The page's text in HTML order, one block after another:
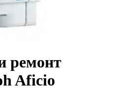
ремонт
Aficio